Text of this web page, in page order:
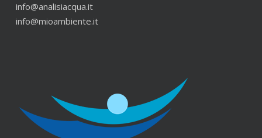
info@analisiacqua.it
info@mioambiente.it